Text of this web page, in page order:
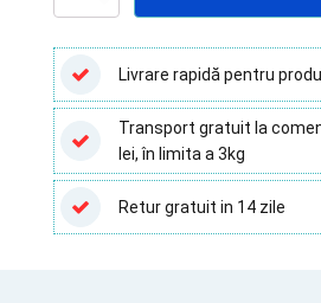
1
ml
cu
filet
(
Luer-
Lock
)
BD
-
Livrare rapidă pentru
Transport gratuit la
lei, în limita a 3kg
Retur gratuit in 14 zile